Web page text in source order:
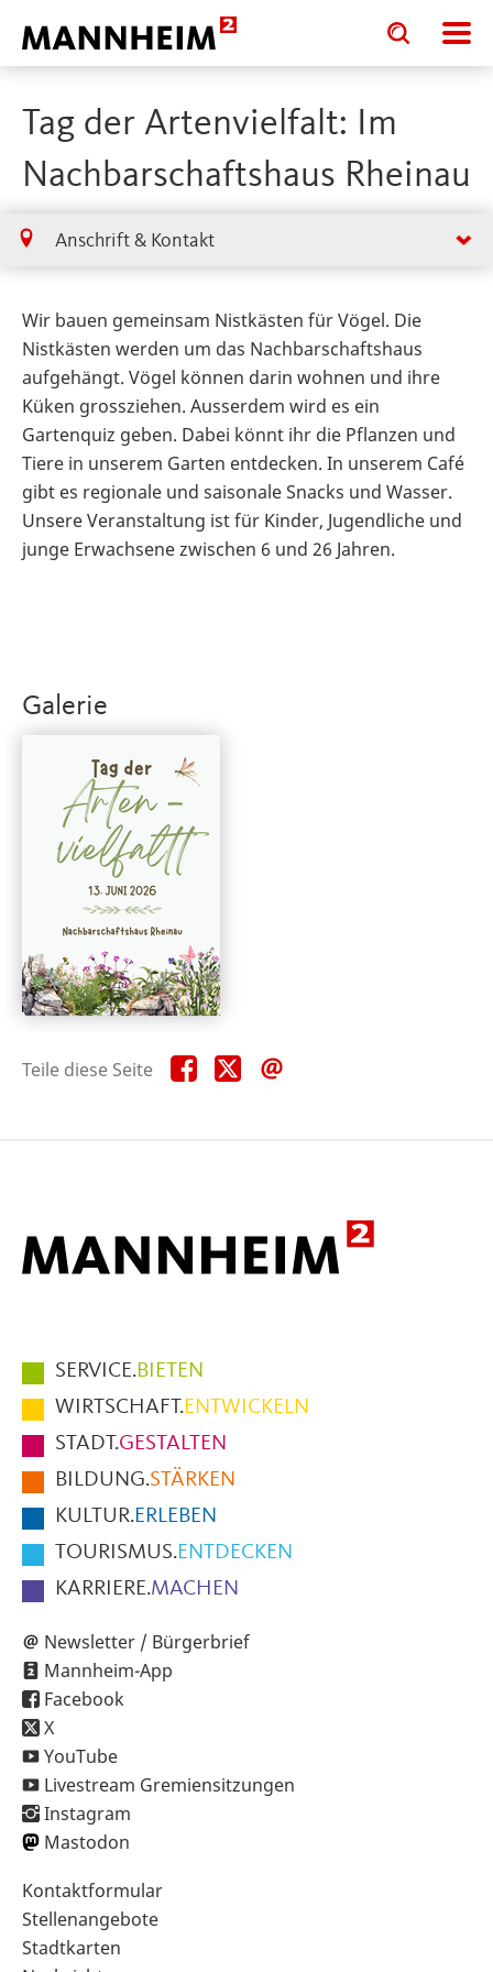
Toggle
search
input
Toggle
search
input
Tag der Artenvielfalt: Im
Nachbarschaftshaus Rheinau
Anschrift & Kontakt
Wir bauen gemeinsam Nistkästen für Vögel. Die
Nistkästen werden um das Nachbarschaftshaus
aufgehängt. Vögel können darin wohnen und ihre
Küken grossziehen. Ausserdem wird es ein
Gartenquiz geben. Dabei könnt ihr die Pflanzen und
Tiere in unserem Garten entdecken. In unserem Café
gibt es regionale und saisonale Snacks und Wasser.
Unsere Veranstaltung ist für Kinder, Jugendliche und
junge Erwachsene zwischen 6 und 26 Jahren.
Galerie
Teile diese Seite Teile
diese
Teile
diese
Hauptmenüpunkte
im
Fußbereich
der
Seite
SERVICE.BIETEN
WIRTSCHAFT.ENTWICKELN
STADT.GESTALTEN
BILDUNG.STÄRKEN
KULTUR.ERLEBEN
TOURISMUS.ENTDECKEN
KARRIERE.MACHEN
Newsletter / Bürgerbrief
Mannheim-App
Facebook
X
YouTube
Livestream Gremiensitzungen
Instagram
Mastodon
Sekundärnavigation
im
Fußbereich
Kontaktformular
Stellenangebote
Stadtkarten